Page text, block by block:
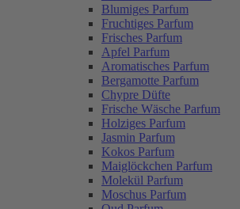
Blumiges Parfum
Fruchtiges Parfum
Frisches Parfum
Apfel Parfum
Aromatisches Parfum
Bergamotte Parfum
Chypre Düfte
Frische Wäsche Parfum
Holziges Parfum
Jasmin Parfum
Kokos Parfum
Maiglöckchen Parfum
Molekül Parfum
Moschus Parfum